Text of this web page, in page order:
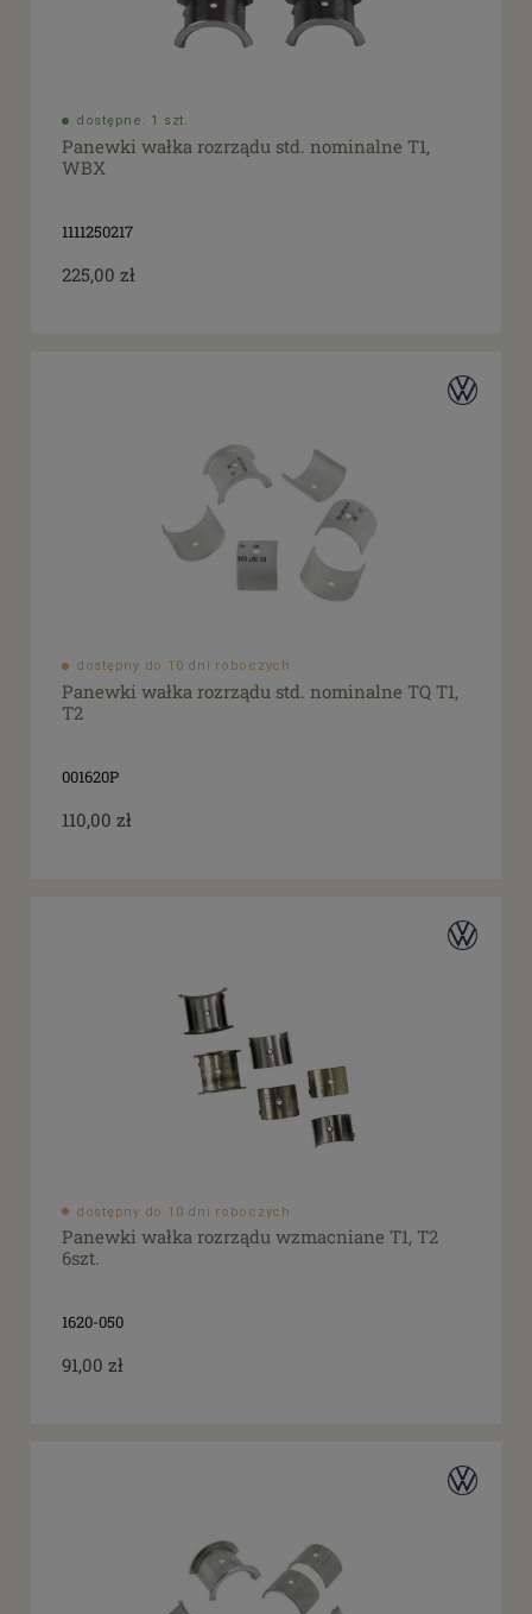
dostępne: 1 szt.
Panewki wałka rozrządu std. nominalne T1,
WBX
1111250217
225,00 zł
dostępny do 10 dni roboczych
Panewki wałka rozrządu std. nominalne TQ T1,
T2
001620P
110,00 zł
dostępny do 10 dni roboczych
Panewki wałka rozrządu wzmacniane T1, T2
6szt.
1620-050
91,00 zł